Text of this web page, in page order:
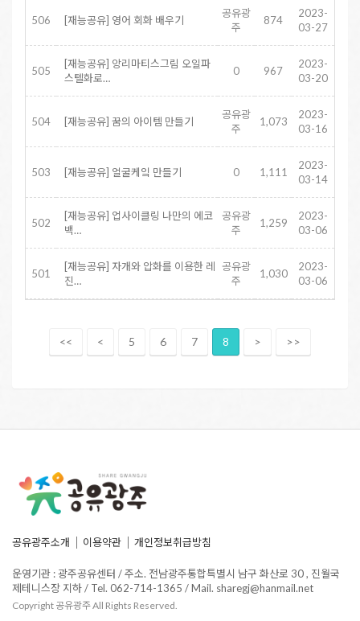
506 [재능공유] 영어 회화 배우기
공유광
주
874
2023-
03-27
505
[재능공유] 앙리마티스그림 오일파
스텔화로…
0 967
2023-
03-20
504 [재능공유] 꿈의 아이템 만들기
공유광
주
1,073
2023-
03-16
503 [재능공유] 얼굴케잌 만들기 0 1,111
2023-
03-14
502
[재능공유] 업사이클링 나만의 에코
백…
공유광
주
1,259
2023-
03-06
501
[재능공유] 자개와 압화를 이용한 레
진…
공유광
주
1,030
2023-
03-06
<< < 5 6 7 8 > >>
공유광주소개 이용약관 개인정보취급방침
운영기관 : 광주공유센터 / 주소. 전남광주통합특별시 남구 화산로 30 , 진월국
제테니스장 지하 / Tel. 062-714-1365 / Mail. sharegj@hanmail.net
Copyright 공유광주 All Rights Reserved.